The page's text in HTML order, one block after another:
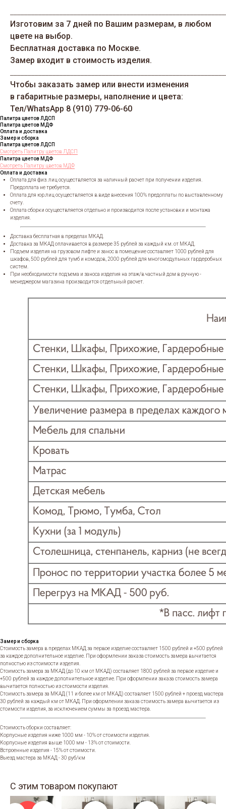
Изготовим за 7 дней по Вашим размерам, в любом
цвете на выбор.
Бесплатная доставка по Москве.
Замер входит в стоимость изделия.
Чтобы заказать замер или внести изменения
в габаритные размеры, наполнение и цвета:
Тел/WhatsАрp 8 (910) 779-06-60
Палитра цветов ЛДСП
Палитра цветов МДФ
Оплата и доставка
Замер и сборка
Палитра цветов ЛДСП
Смотреть Палитру цветов ЛДСП
Палитра цветов МДФ
Смотреть Палитру цветов МДФ
Оплата и доставка
Оплата для физ. лиц осуществляется за наличный расчет при получении изделия.
Предоплата не требуется.
Оплата для юр.лиц осуществляется в виде внесения 100% предоплаты по выставленному
счету.
Оплата сборки осуществляется отдельно и производится после установки и монтажа
изделия.
Доставка бесплатная в пределах МКАД.
Доставка за МКАД оплачивается в размере 35 рублей за каждый км. от МКАД.
Подъем изделия на грузовом лифте и занос в помещение составляет 1000 рублей для
шкафов, 500 рублей для тумб и комодов, 2000 рублей для многомодульных гардеробных
систем.
При необходимости подъема и заноса изделия на этаж/в частный дом в ручную -
менеджером магазина производится отдельный расчет.
Замер и сборка
Стоимость замера в пределах МКАД за первое изделие составляет 1500 рублей и +500 рублей
за каждое дополнительное изделие. При оформлении заказа стоимость замера вычитается
полностью из стоимости изделия.
Стоимость замера за МКАД (до 10 км от МКАД) составляет 1800 рублей за первое изделие и
+500 рублей за каждое дополнительное изделие. При оформлении заказа стоимость замера
вычитается полностью из стоимости изделия.
Стоимость замера за МКАД (11 и более км от МКАД) составляет 1500 рублей + проезд мастера
30 рублей за каждый км от МКАД. При оформлении заказа стоимость замера вычитается из
стоимости изделия, за исключением суммы за проезд мастера.
Стоимость сборки составляет:
Корпусные изделия ниже 1000 мм - 10% от стоимости изделия.
Корпусные изделия выше 1000 мм - 13% от стоимости.
Встроенные изделия - 15% от стоимости.
Выезд мастера за МКАД - 30 руб/км
С этим товаром покупают